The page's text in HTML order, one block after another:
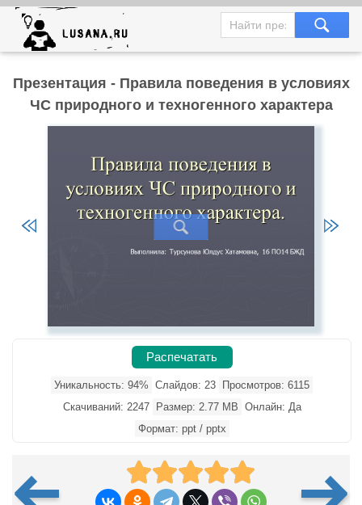
Презентация - Правила поведения в условиях
ЧС природного и техногенного характера
Распечатать
Уникальность: 94% Слайдов: 23
Просмотров: 6115
Скачиваний: 2247
Размер: 2.77 MB Онлайн: Да
Формат: ppt / pptx